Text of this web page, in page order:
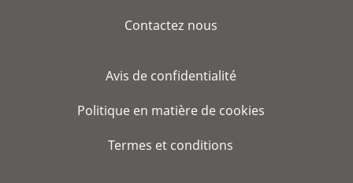
Contactez nous
Avis de confidentialité
Politique en matière de cookies
Termes et conditions